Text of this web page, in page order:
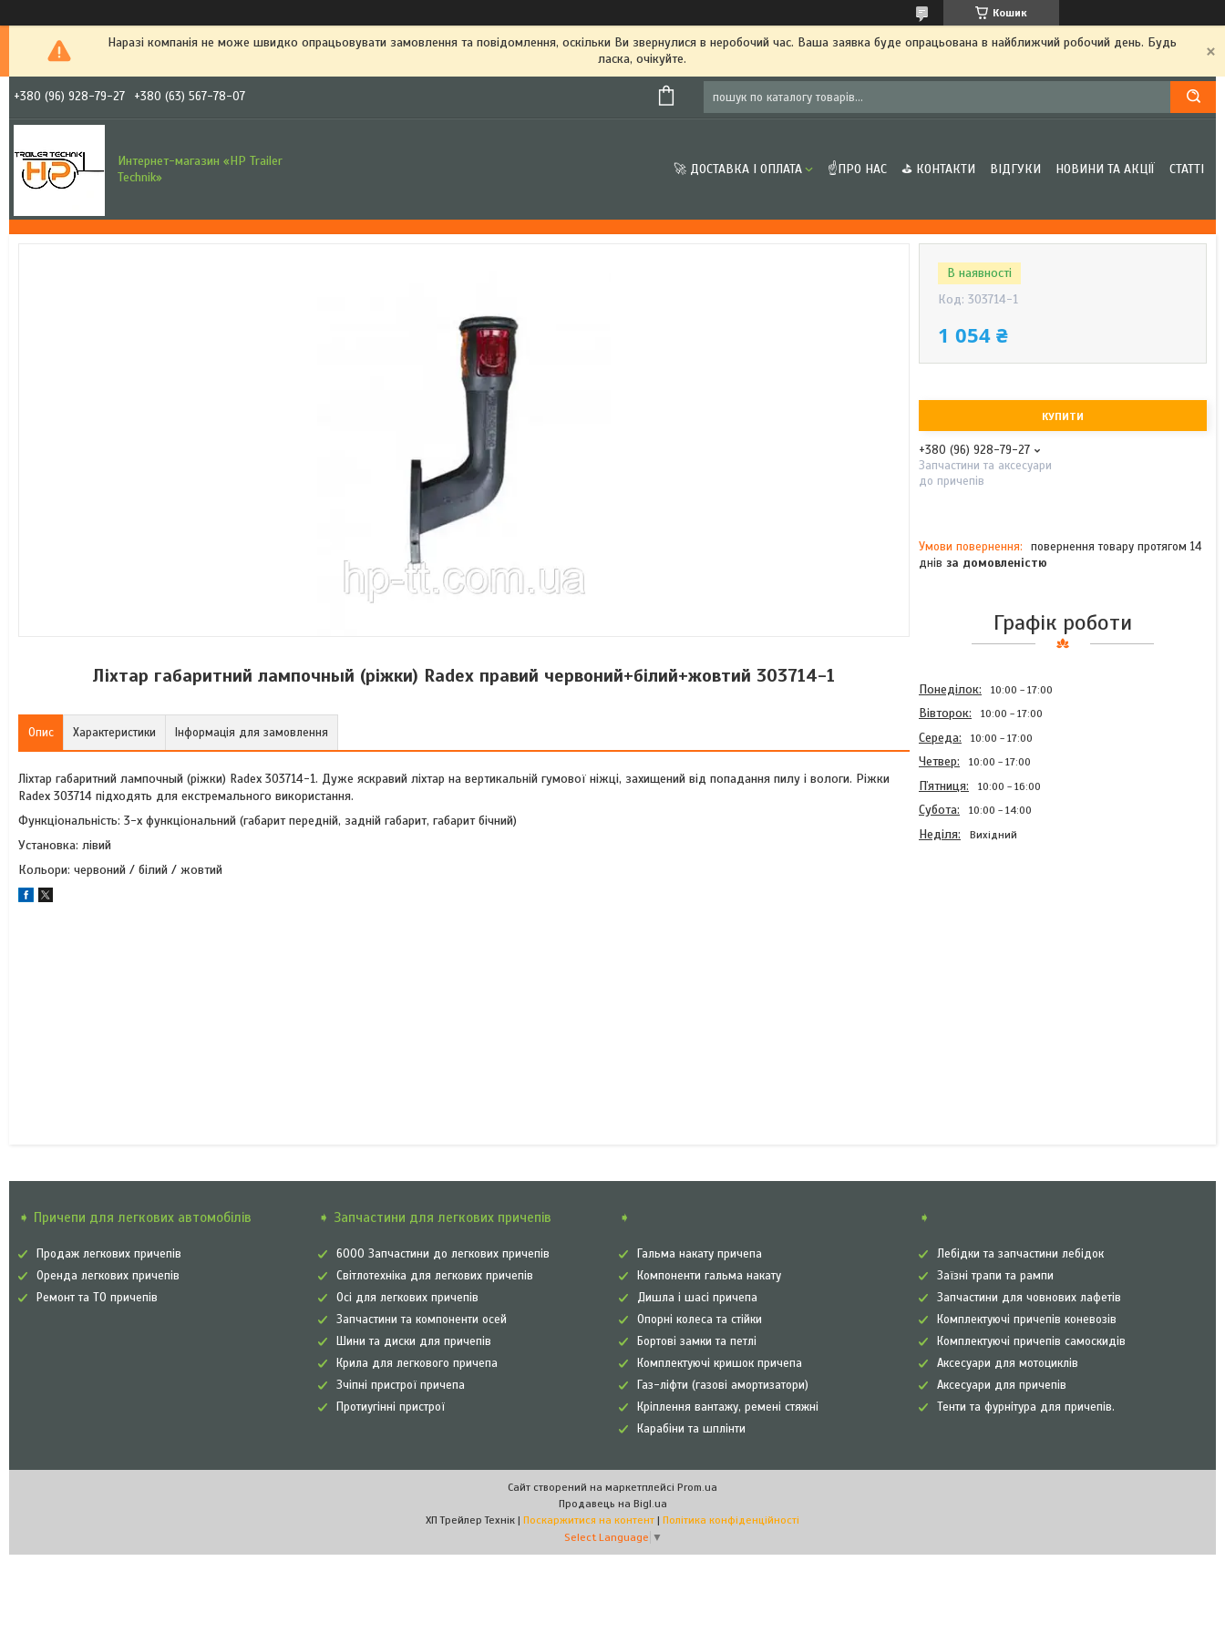
Кошик
Наразі компанія не може швидко опрацьовувати замовлення та повідомлення, оскільки Ви звернулися в неробочий час. Ваша заявка буде опрацьована в найближчий робочий день. Будь
ласка, очікуйте.
+380 (96) 928-79-27 +380 (63) 567-78-07
Интернет-магазин «HP Trailer
Technik»
🚀 ДОСТАВКА І ОПЛАТА ☝ПРО НАС ⛳ КОНТАКТИ ВІДГУКИ НОВИНИ ТА АКЦІЇ СТАТТІ
Ліхтар габаритний лампочный (ріжки) Radex правий червоний+білий+жовтий 303714-1
Опис Характеристики Інформація для замовлення
Ліхтар габаритний лампочный (ріжки) Radex 303714-1. Дуже яскравий ліхтар на вертикальній гумової ніжці, захищений від попадання пилу і вологи. Ріжки
Radex 303714 підходять для екстремального використання.
Функціональність: 3-х функціональний (габарит передній, задній габарит, габарит бічний)
Установка: лівий
Кольори: червоний / білий / жовтий
В наявності
Код: 303714-1
1 054 ₴
КУПИТИ
+380 (96) 928-79-27
Запчастини та аксесуари
до причепів
повернення товару протягом 14
днів за домовленістю
Графік роботи
Понеділок 10:00 17:00
Вівторок 10:00 17:00
Середа 10:00 17:00
Четвер 10:00 17:00
Пʼятниця 10:00 16:00
Субота 10:00 14:00
Неділя Вихідний
➧ Причепи для легкових автомобілів
Продаж легкових причепів
Оренда легкових причепів
Ремонт та ТО причепів
➧ Запчастини для легкових причепів
6000 Запчастини до легкових причепів
Світлотехніка для легкових причепів
Осі для легкових причепів
Запчастини та компоненти осей
Шини та диски для причепів
Крила для легкового причепа
Зчіпні пристрої причепа
Протиугінні пристрої
➧
Гальма накату причепа
Компоненти гальма накату
Дишла і шасі причепа
Опорні колеса та стійки
Бортові замки та петлі
Комплектуючі кришок причепа
Газ-ліфти (газові амортизатори)
Кріплення вантажу, ремені стяжні
Карабіни та шплінти
➧
Лебідки та запчастини лебідок
Заїзні трапи та рампи
Запчастини для човнових лафетів
Комплектуючі причепів коневозів
Комплектуючі причепів самоскидів
Аксесуари для мотоциклів
Аксесуари для причепів
Тенти та фурнітура для причепів.
Сайт створений на маркетплейсі Prom.ua
Продавець на Bigl.ua
ХП Трейлер Технік | Поскаржитися на контент | Політика конфіденційності
Select Language ▼